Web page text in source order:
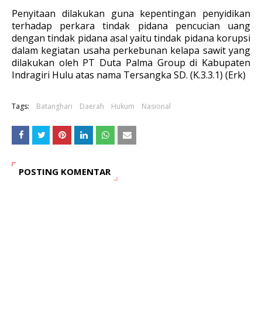
Penyitaan dilakukan guna kepentingan penyidikan
terhadap perkara tindak pidana pencucian uang
dengan tindak pidana asal yaitu tindak pidana korupsi
dalam kegiatan usaha perkebunan kelapa sawit yang
dilakukan oleh PT Duta Palma Group di Kabupaten
Indragiri Hulu atas nama Tersangka SD. (K.3.3.1) (Erk)
Tags: Batanghari Daerah Hukum Nasional
POSTING KOMENTAR